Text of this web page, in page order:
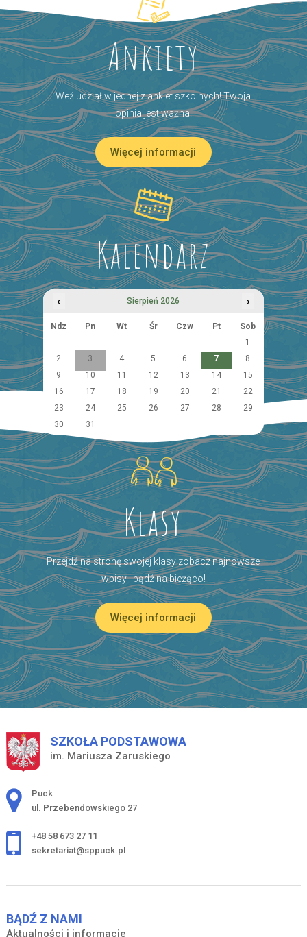
Ankiety
Weź udział w jednej z ankiet szkolnych! Twoja
opinia jest ważna!
Więcej informacji
Kalendarz
‹ Sierpień 2026 ›
Ndz Pn Wt Śr Czw Pt
Sob
1
2
3 4 5 6 7
8
9
10 11 12 13 14
15
16
17 18 19 20 21
22
23
24 25 26 27 28
29
30
31
Klasy
Przejdź na stronę swojej klasy zobacz najnowsze
wpisy i bądź na bieżąco!
Więcej informacji
SZKOŁA PODSTAWOWA
im. Mariusza Zaruskiego
Adres pocztowy:
Puck
ul. Przebendowskiego 27
+48 58 673 27 11
sekretariat@sppuck.pl
BĄDŹ Z NAMI
Aktualności i informacje